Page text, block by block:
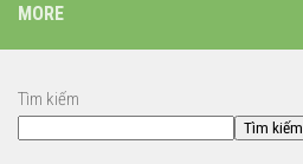
MORE
Tìm kiếm
Tìm kiếm